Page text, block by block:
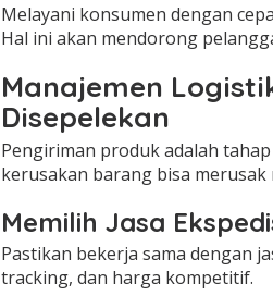
Melayani konsumen dengan
Hal ini akan mendorong
Manajemen
Disepelekan
Pengiriman produk adalah
kerusakan barang bisa merusak
Memilih Jasa
Pastikan bekerja sama dengan
tracking, dan harga kompetitif.